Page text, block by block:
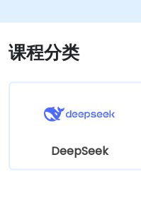
课程分类
DeepSeek